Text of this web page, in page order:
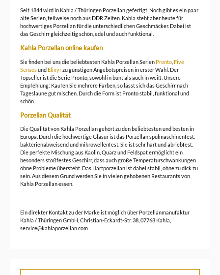
Seit 1844 wird in Kahla / Thüringen Porzellan gefertigt. Noch gibt es ein paar
alte Serien, teilweise noch aus DDR Zeiten. Kahla steht aber heute für
hochwertiges Porzellan für die unterschiedlichen Geschmäcker. Dabei ist
das Geschirr gleichzeitig schön, edel und auch funktional.
Kahla Porzellan online kaufen
Sie finden bei uns die beliebtesten Kahla Porzellan Serien Pronto Five
Sensesund Elixyrzu günstigen Angebotspreisen in erster Wahl. Der
Topseller ist die Serie Pronto, sowohl in bunt als auch in weiß. Unsere
Empfehlung: Kaufen Sie mehrere Farben, so lässt sich das Geschirr nach
Tageslaune gut mischen. Durch die Form ist Pronto stabil, funktional und
schön.
Porzellan Qualität
Die Qualität von Kahla Porzellan gehört zu den beliebtesten und besten in
Europa. Durch die hochwertige Glasur ist das Porzellan spülmaschinenfest,
bakterienabweisend und mikrowellenfest. Sie ist sehr hart und abriebfest.
Die perfekte Mischung aus Kaolin, Quarz und Feldspat ermöglicht ein
besonders stoßfestes Geschirr, dass auch große Temperaturschwankungen
ohne Probleme übersteht. Das Hartporzellan ist dabei stabil, ohne zu dick zu
sein. Aus diesem Grund werden Sie in vielen gehobenen Restaurants von
Kahla Porzellan essen.
Ein direkter Kontakt zu der Marke ist möglich über Porzellanmanufaktur
Kahla / Thüringen GmbH, Christian-Eckardt-Str. 38, 07768 Kahla,
service@kahlaporzellan.com